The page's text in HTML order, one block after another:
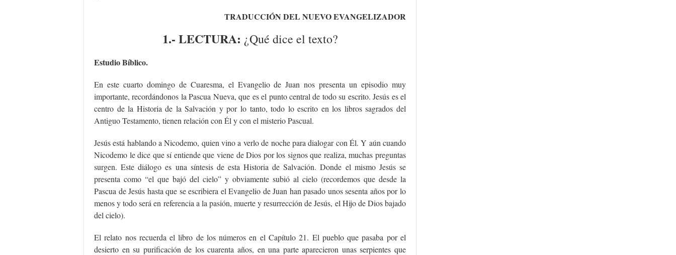
TRADUCCIÓN DEL NUEVO EVANGELIZADOR
1.- LECTURA: ¿Qué dice el texto?
Estudio Bíblico.
En este cuarto domingo de Cuaresma, el Evangelio de Juan nos presenta un episodio muy
importante, recordándonos la Pascua Nueva, que es el punto central de todo su escrito. Jesús es el
centro de la Historia de la Salvación y por lo tanto, todo lo escrito en los libros sagrados del
Antiguo Testamento, tienen relación con Él y con el misterio Pascual.
Jesús está hablando a Nicodemo, quien vino a verlo de noche para dialogar con Él. Y aún cuando
Nicodemo le dice que sí entiende que viene de Dios por los signos que realiza, muchas preguntas
surgen. Este diálogo es una síntesis de esta Historia de Salvación. Donde el mismo Jesús se
presenta como “el que bajó del cielo” y obviamente subió al cielo (recordemos que desde la
Pascua de Jesús hasta que se escribiera el Evangelio de Juan han pasado unos sesenta años por lo
menos y todo será en referencia a la pasión, muerte y resurrección de Jesús, el Hijo de Dios bajado
del cielo).
El relato nos recuerda el libro de los números en el Capítulo 21. El pueblo que pasaba por el
desierto en su purificación de los cuarenta años, en una parte aparecieron unas serpientes que